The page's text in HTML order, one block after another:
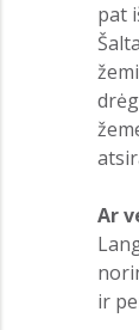
pat
Ar
ir